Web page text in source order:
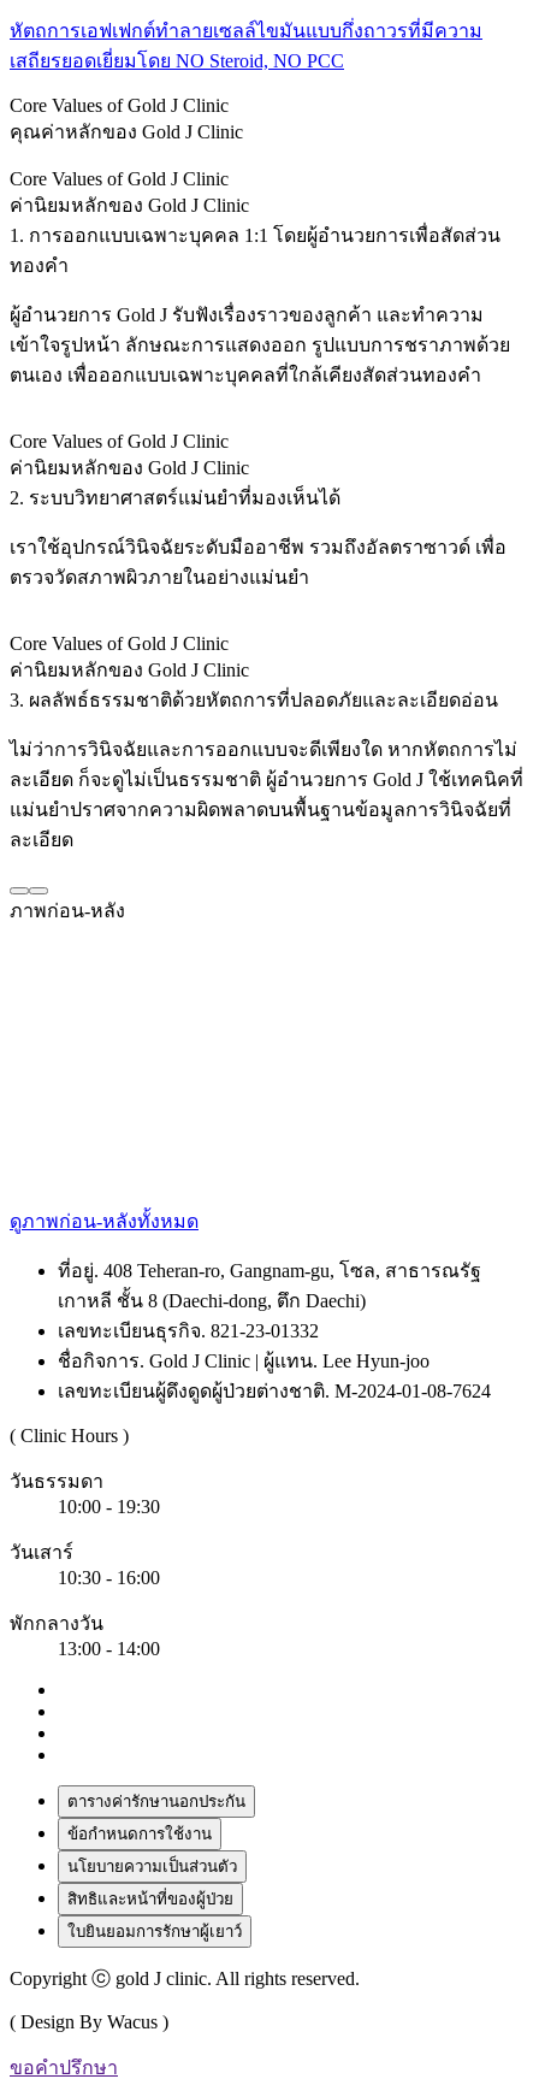
หัตถการเอฟเฟกต์ทำลายเซลล์ไขมันแบบกึ่งถาวรที่มีความ
เสถียรยอดเยี่ยมโดย NO Steroid, NO PCC
Core Values of Gold J Clinic
คุณค่าหลักของ Gold J Clinic
Core Values of Gold J Clinic
ค่านิยมหลักของ Gold J Clinic
1. การออกแบบเฉพาะบุคคล 1:1 โดยผู้อำนวยการเพื่อสัดส่วน
ทองคำ
ผู้อำนวยการ Gold J รับฟังเรื่องราวของลูกค้า และทำความ
เข้าใจรูปหน้า ลักษณะการแสดงออก รูปแบบการชราภาพด้วย
ตนเอง เพื่อออกแบบเฉพาะบุคคลที่ใกล้เคียงสัดส่วนทองคำ
Core Values of Gold J Clinic
ค่านิยมหลักของ Gold J Clinic
2. ระบบวิทยาศาสตร์แม่นยำที่มองเห็นได้
เราใช้อุปกรณ์วินิจฉัยระดับมืออาชีพ รวมถึงอัลตราซาวด์ เพื่อ
ตรวจวัดสภาพผิวภายในอย่างแม่นยำ
Core Values of Gold J Clinic
ค่านิยมหลักของ Gold J Clinic
3. ผลลัพธ์ธรรมชาติด้วยหัตถการที่ปลอดภัยและละเอียดอ่อน
ไม่ว่าการวินิจฉัยและการออกแบบจะดีเพียงใด หากหัตถการไม่
ละเอียด ก็จะดูไม่เป็นธรรมชาติ ผู้อำนวยการ Gold J ใช้เทคนิคที่
แม่นยำปราศจากความผิดพลาดบนพื้นฐานข้อมูลการวินิจฉัยที่
ละเอียด
ภาพก่อน-หลัง
ดูภาพก่อน-หลังทั้งหมด
ที่อยู่. 408 Teheran-ro, Gangnam-gu, โซล, สาธารณรัฐ
เกาหลี ชั้น 8 (Daechi-dong, ตึก Daechi)
เลขทะเบียนธุรกิจ. 821-23-01332
ชื่อกิจการ. Gold J Clinic | ผู้แทน. Lee Hyun-joo
เลขทะเบียนผู้ดึงดูดผู้ป่วยต่างชาติ. M-2024-01-08-7624
( Clinic Hours )
วันธรรมดา
10:00 - 19:30
วันเสาร์
10:30 - 16:00
พักกลางวัน
13:00 - 14:00
ตารางค่ารักษานอกประกัน
ข้อกำหนดการใช้งาน
นโยบายความเป็นส่วนตัว
สิทธิและหน้าที่ของผู้ป่วย
ใบยินยอมการรักษาผู้เยาว์
Copyright ⓒ gold J clinic. All rights reserved.
( Design By Wacus )
ขอคำปรึกษา